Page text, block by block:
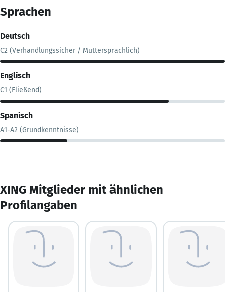
Sprachen
Deutsch
C2 (Verhandlungssicher / Muttersprachlich)
Englisch
C1 (Fließend)
Spanisch
A1-A2 (Grundkenntnisse)
XING Mitglieder mit ähnlichen
Profilangaben